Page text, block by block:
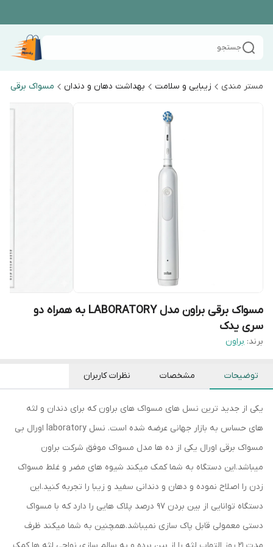
جستجو
مستر مندی زیبایی و سلامت بهداشت دهان و دندان مسواک برقی
مسواک برقی براون مدل LABORATORY به همراه دو
سری یدک
برند: براون
توضیحات مشخصات نظرات کاربران
یکی از جدید ترین نسل های مسواک های براون که برای دندان و لثه
های حساس به بازار جهانی عرضه شده است. نسل laboratory اورال بی
مسواک برقی اورال یکی از ده ها مدل مسواک موفق شرکت براون
میباشد.این دستگاه به شما کمک میکند شیوه های مضر و غلط مسواک
زدن را اصلاح نموده و دهان و دندانی سفید و زیبا را تجربه کنید.این
دستگاه توانایی از بین بردن 97 درصد پلاک هایی را دارد که با مسواک
دستی معمولی قابل پاک سازی نمیباشد.همچنین به شما میکند ظرف